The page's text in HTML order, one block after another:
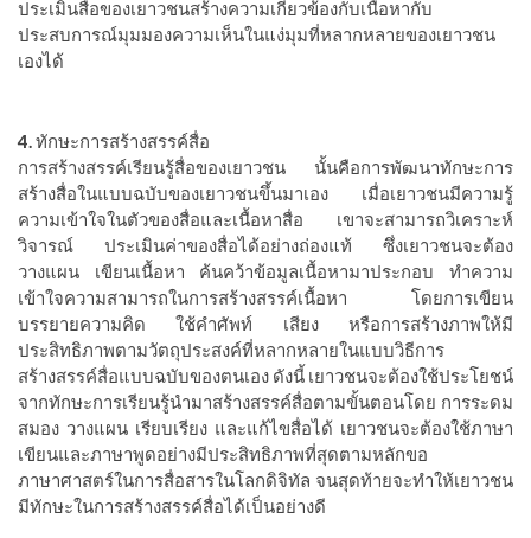
ประเมินสื่อของเยาวชนสร้างความเกี่ยวข้องกับเนื้อหากับ
ประสบการณ์มุมมองความเห็นในแง่มุมที่หลากหลายของเยาวชน
เองได้
4.ทักษะการสร้างสรรค์สื่อ
การสร้างสรรค์เรียนรู้สื่อของเยาวชน
นั้นคือการพัฒนาทักษะการ
สร้างสื่อในแบบฉบับของเยาวชนขึ้นมาเอง
เมื่อเยาวชนมีความรู้
ความเข้าใจในตัวของสื่อและเนื้อหาสื่อ
เขาจะสามารถวิเคราะห์
วิจารณ์
ประเมินค่าของสื่อได้อย่างถ่องแท้
ซึ่งเยาวชนจะต้อง
วางแผน
เขียนเนื้อหา ค้นคว้าข้อมูลเนื้อหามาประกอบ
ทำความ
เข้าใจความสามารถในการสร้างสรรค์เนื้อหา
โดยการเขียน
บรรยายความคิด
ใช้คำศัพท์ เสียง
หรือการสร้างภาพให้มี
ประสิทธิภาพตามวัตถุประสงค์ที่หลากหลายในแบบวิธีการ
สร้างสรรค์สื่อแบบฉบับของตนเอง ดังนี้ เยาวชนจะต้องใช้ประโยชน์
จากทักษะการเรียนรู้นำมาสร้างสรรค์สื่อตามขั้นตอนโดย การระดม
สมอง วางแผน เรียบเรียง และแก้ไขสื่อได้ เยาวชนจะต้องใช้ภาษา
เขียนและภาษาพูดอย่างมีประสิทธิภาพที่สุดตามหลักขอ
ภาษาศาสตร์ในการสื่อสารในโลกดิจิทัล จนสุดท้ายจะทำให้เยาวชน
มีทักษะในการสร้างสรรค์สื่อได้เป็นอย่างดี